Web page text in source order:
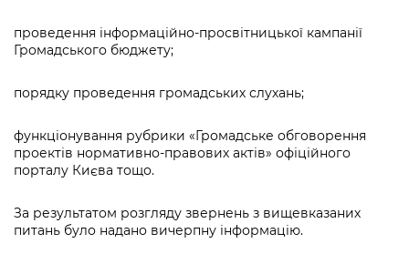
проведення інформаційно-просвітницької кампанії
Громадського бюджету;
порядку проведення громадських слухань;
функціонування рубрики «Громадське обговорення
проектів нормативно-правових актів» офіційного
порталу Києва тощо.
За результатом розгляду звернень з вищевказаних
питань було надано вичерпну інформацію.